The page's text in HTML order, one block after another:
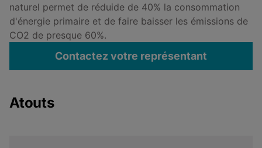
naturel permet de réduide de 40% la consommation
d'énergie primaire et de faire baisser les émissions de
CO2 de presque 60%.
Contactez votre représentant
Atouts